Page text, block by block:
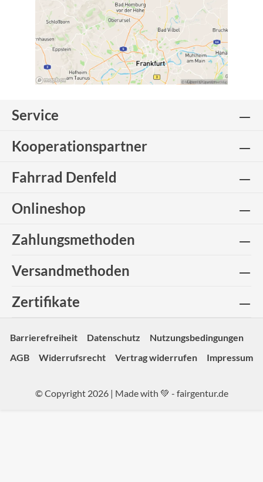
Service
Kooperationspartner
Fahrrad Denfeld
Onlineshop
Zahlungsmethoden
Versandmethoden
Zertifikate
Barrierefreiheit Datenschutz
Nutzungsbedingungen
AGB
Widerrufsrecht Vertrag widerrufen Impressum
© Copyright 2026 | Made with 💚 - fairgentur.de